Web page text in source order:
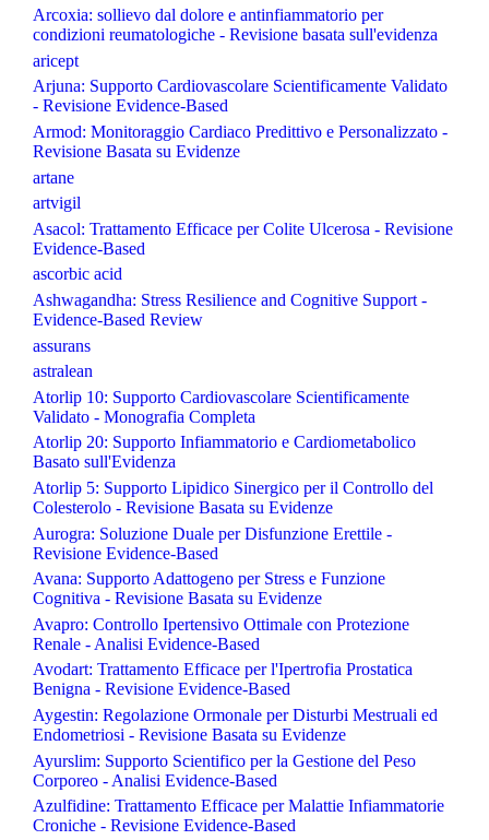
Arcoxia: sollievo dal dolore e antinfiammatorio per
condizioni reumatologiche - Revisione basata sull'evidenza
aricept
Arjuna: Supporto Cardiovascolare Scientificamente Validato
- Revisione Evidence-Based
Armod: Monitoraggio Cardiaco Predittivo e Personalizzato -
Revisione Basata su Evidenze
artane
artvigil
Asacol: Trattamento Efficace per Colite Ulcerosa - Revisione
Evidence-Based
ascorbic acid
Ashwagandha: Stress Resilience and Cognitive Support -
Evidence-Based Review
assurans
astralean
Atorlip 10: Supporto Cardiovascolare Scientificamente
Validato - Monografia Completa
Atorlip 20: Supporto Infiammatorio e Cardiometabolico
Basato sull'Evidenza
Atorlip 5: Supporto Lipidico Sinergico per il Controllo del
Colesterolo - Revisione Basata su Evidenze
Aurogra: Soluzione Duale per Disfunzione Erettile -
Revisione Evidence-Based
Avana: Supporto Adattogeno per Stress e Funzione
Cognitiva - Revisione Basata su Evidenze
Avapro: Controllo Ipertensivo Ottimale con Protezione
Renale - Analisi Evidence-Based
Avodart: Trattamento Efficace per l'Ipertrofia Prostatica
Benigna - Revisione Evidence-Based
Aygestin: Regolazione Ormonale per Disturbi Mestruali ed
Endometriosi - Revisione Basata su Evidenze
Ayurslim: Supporto Scientifico per la Gestione del Peso
Corporeo - Analisi Evidence-Based
Azulfidine: Trattamento Efficace per Malattie Infiammatorie
Croniche - Revisione Evidence-Based